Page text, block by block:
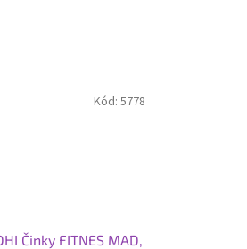
Činky FITNES MAD,
Kód: 5778